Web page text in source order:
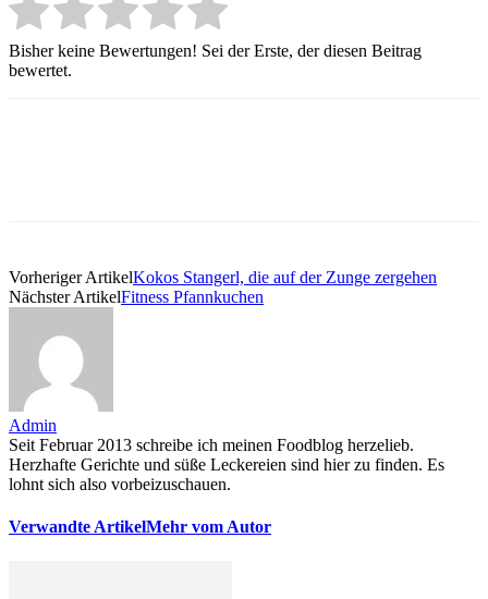
Bisher keine Bewertungen! Sei der Erste, der diesen Beitrag
bewertet.
Vorheriger ArtikelKokos Stangerl, die auf der Zunge zergehen
Nächster ArtikelFitness Pfannkuchen
Admin
Seit Februar 2013 schreibe ich meinen Foodblog herzelieb.
Herzhafte Gerichte und süße Leckereien sind hier zu finden. Es
lohnt sich also vorbeizuschauen.
Verwandte ArtikelMehr vom Autor